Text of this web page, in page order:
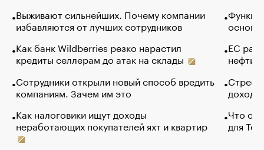
Выживают сильнейших. Почему компании
избавляются от лучших сотрудников
Как банк Wildberries резко нарастил
кредиты селлерам до атак на склады
Сотрудники открыли новый способ вредить
компаниям. Зачем им это
Как налоговики ищут доходы
неработающих покупателей яхт и квартир
основ
ЕС
нефти
Что
для